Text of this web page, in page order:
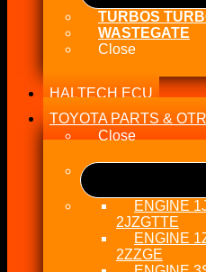
TURBOS
WASTEGATE
Close
HALTECH ECU
TOYOTA PARTS &
Close
ENGINE
2JZGTTE
ENGINE
2ZZGE